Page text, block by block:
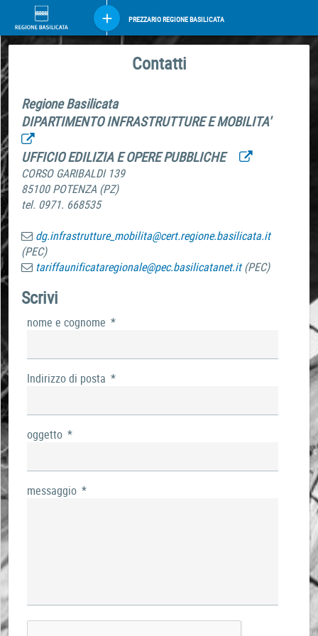
PREZZARIO REGIONE BASILICATA
Contatti
Regione Basilicata
DIPARTIMENTO INFRASTRUTTURE E MOBILITA'
UFFICIO EDILIZIA E OPERE PUBBLICHE
CORSO GARIBALDI 139
85100 POTENZA (PZ)
tel. 0971. 668535
dg.infrastrutture_mobilita@cert.regione.basilicata.it
(PEC)
tariffaunificataregionale@pec.basilicatanet.it(PEC)
Scrivi
nome e cognome *
Indirizzo di posta *
oggetto *
messaggio *